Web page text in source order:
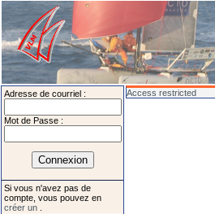
Adresse de courriel :
Mot de Passe :
Si vous n'avez pas de
compte, vous pouvez en
créer un
Access restricted